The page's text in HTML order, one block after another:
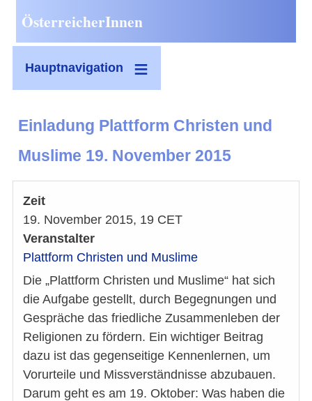
ÖsterreicherInnen
Hauptnavigation
Einladung Plattform Christen und
Muslime 19. November 2015
Zeit
19. November 2015, 19 CET
Veranstalter
Plattform Christen und Muslime
Die „Plattform Christen und Muslime“ hat sich
die Aufgabe gestellt, durch Begegnungen und
Gespräche das friedliche Zusammenleben der
Religionen zu fördern. Ein wichtiger Beitrag
dazu ist das gegenseitige Kennenlernen, um
Vorurteile und Missverständnisse abzubauen.
Darum geht es am 19. Oktober: Was haben die